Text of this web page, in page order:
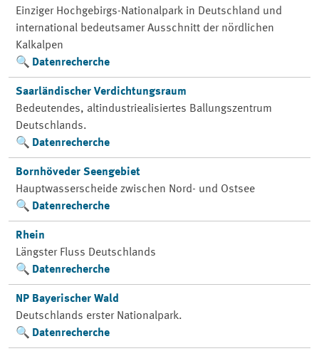
Einziger Hochgebirgs-Nationalpark in Deutschland und
international bedeutsamer Ausschnitt der nördlichen
Kalkalpen
Datenrecherche
Saarländischer Verdichtungsraum
Bedeutendes, altindustriealisiertes Ballungszentrum
Deutschlands.
Datenrecherche
Bornhöveder Seengebiet
Hauptwasserscheide zwischen Nord- und Ostsee
Datenrecherche
Rhein
Längster Fluss Deutschlands
Datenrecherche
NP Bayerischer Wald
Deutschlands erster Nationalpark.
Datenrecherche